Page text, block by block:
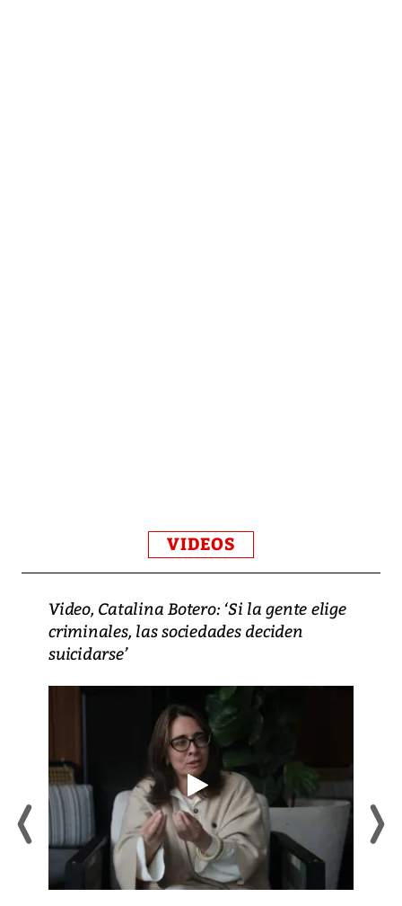
VIDEOS
Video, Catalina Botero: ‘Si la gente elige
criminales, las sociedades deciden
suicidarse’